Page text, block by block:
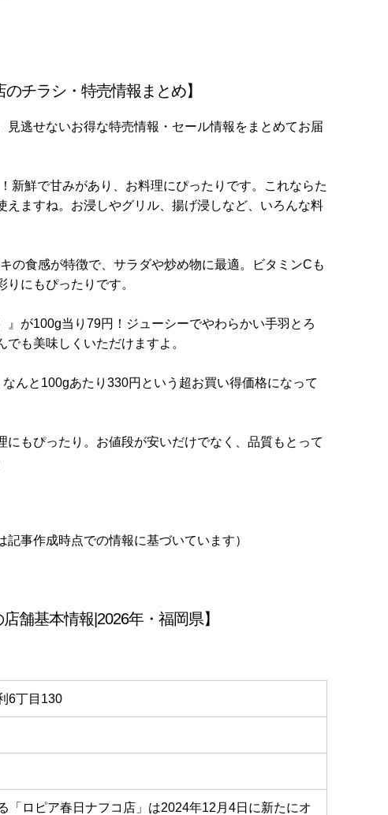
のチラシ・特売情報まとめ】
逃せないお得な特売情報・セール情報をまとめてお届
新鮮で甘みがあり、お料理にぴったりです。これならた
えますね。お浸しやグリル、揚げ浸しなど、いろんな料
の食感が特徴で、サラダや炒め物に最適。ビタミンCも
にもぴったりです。
』が100g当り79円！ジューシーでやわらかい手羽とろ
も美味しくいただけますよ。
んと100gあたり330円という超お買い得価格になって
もぴったり。お値段が安いだけでなく、品質もとって
事作成時点での情報に基づいています）
舗基本情報|2026年・福岡県】
6丁目130
「ロピア春日ナフコ店」は2024年12月4日に新たにオ